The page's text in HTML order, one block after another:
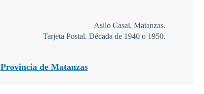
Asilo Casal, Matanzas.
Tarjeta Postal. Década de 1940 o 1950.
Provincia de Matanzas